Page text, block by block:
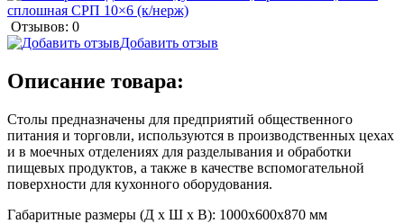
Отзывов: 0
Добавить отзыв
Описание товара:
Столы предназначены для предприятий общественного
питания и торговли, используются в производственных цехах
и в моечных отделениях для разделывания и обработки
пищевых продуктов, а также в качестве вспомогательной
поверхности для кухонного оборудования.
Габаритные размеры (Д х Ш х В): 1000х600х870 мм